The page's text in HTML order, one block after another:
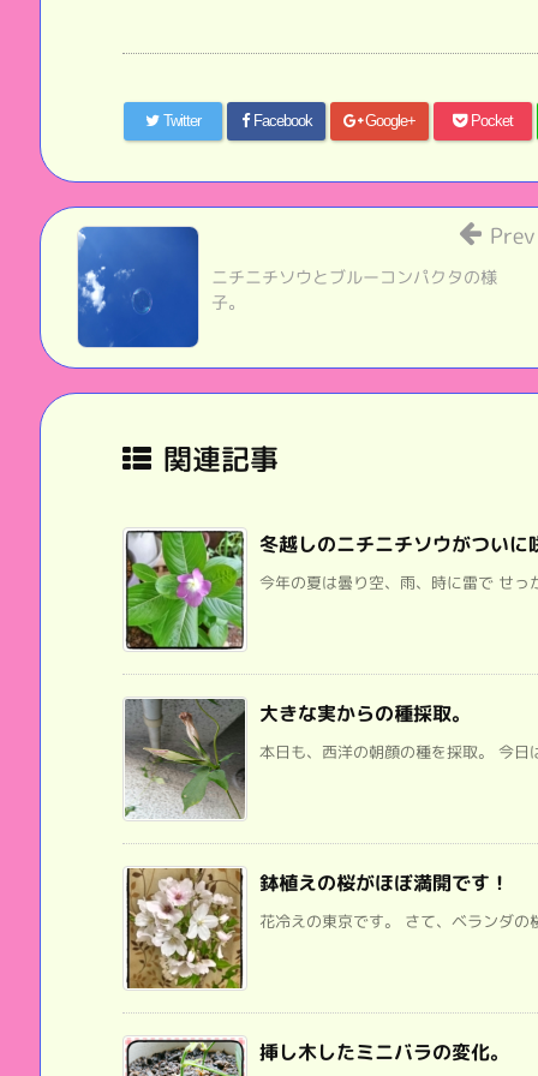
Twitter Facebook Google+ Pocket
ニチニチソウとブルーコンパクタの様
子。
Prev
関連記事
冬越しのニチニチソウがついに
今年の夏は曇り空、雨、時に雷で せ
大きな実からの種採取。
本日も、西洋の朝顔の種を採取。 今
鉢植えの桜がほぼ満開です！
花冷えの東京です。 さて、ベランダ
挿し木したミニバラの変化。